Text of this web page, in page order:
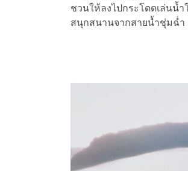
ชวนให้ลงไปกระโดดเล่นน้
สนุกสนานจากสายน้ำชุ่มฉ่ำ